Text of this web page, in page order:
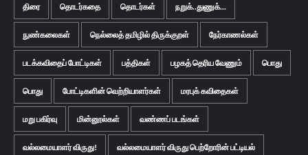
திரை தொடர்கதை தொடர்கள் நறுக்..துணுக்...
நுண்கலைகள் நெல்லைத் தமிழில் திருக்குறள் நேர்காணல்கள்
படக்கவிதைப் போட்டிகள் பத்திகள் பழகத் தெரிய வேணும் பொது
பொது போட்டிகளின் வெற்றியாளர்கள் மரபுக் கவிதைகள்
மறு பகிர்வு மின்னூல்கள் வண்ணப் படங்கள்
வல்லமையாளர் விருது! வல்லமையாளர் விருது பெற்றோரின் பட்டியல்